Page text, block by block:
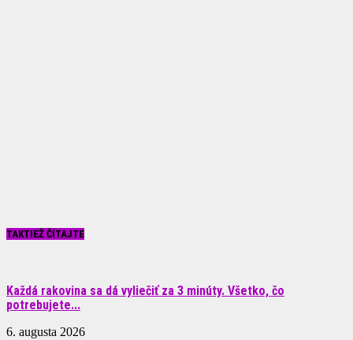
TAKTIEŽ ČÍTAJTE
Každá rakovina sa dá vyliečiť za 3 minúty. Všetko, čo
potrebujete...
6. augusta 2026